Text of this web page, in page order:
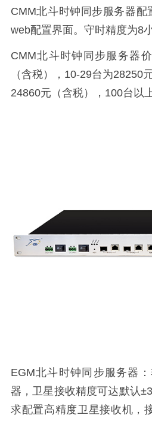
CMM北斗时钟同步服务器配
web配置界面。守时精度为8
CMM北斗时钟同步服务器
（含税），10-29台为28250
24860元（含税），100台以
EGM北斗时钟同步服务器
器，卫星接收精度可达默认
求配置高精度卫星接收机，